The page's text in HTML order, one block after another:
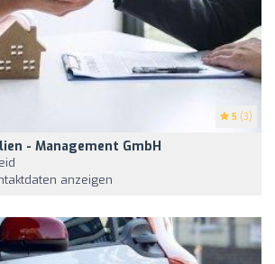
5 (3)
- Management GmbH
anzeigen